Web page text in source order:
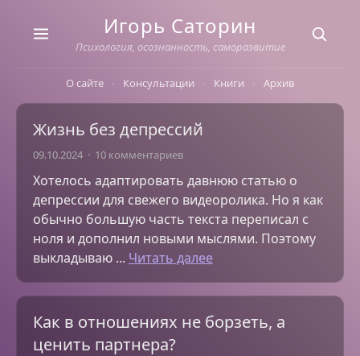
Игорь Саторин
Психология, осознанность, саморазвитие
О сайте Консультации Книги Архив
Жизнь без депрессий
09.10.2024 10 комментариев
Хотелось адаптировать давнюю статью о
депрессии для свежего видеоролика. Но я как
обычно большую часть текста переписал с
ноля и дополнил новыми мыслями. Поэтому
выкладываю ... Читать далее
Как в отношениях не борзеть, а
ценить партнера?